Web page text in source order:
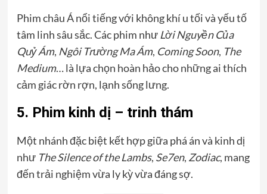
Phim châu Á nổi tiếng với không khí u tối và yếu tố
tâm linh sâu sắc. Các phim như Lời Nguyền Của
Quỷ Ám, Ngôi Trường Ma Ám, Coming Soon, The
Medium… là lựa chọn hoàn hảo cho những ai thích
cảm giác rờn rợn, lạnh sống lưng.
5. Phim kinh dị – trinh thám
Một nhánh đặc biệt kết hợp giữa phá án và kinh dị
như The Silence of the Lambs, Se7en, Zodiac, mang
đến trải nghiệm vừa ly kỳ vừa đáng sợ.